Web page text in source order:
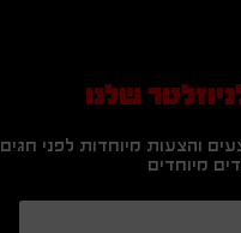
שלנו
והצעות מיוחדות לפני חגים
מיוחדים